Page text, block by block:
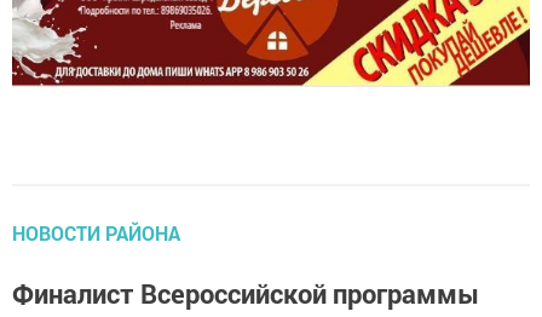
НОВОСТИ РАЙОНА
Финалист Всероссийской программы